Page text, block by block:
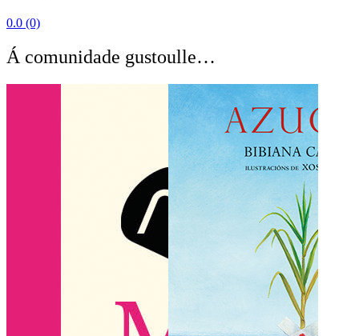
0.0 (0)
Á comunidade gustoulle…